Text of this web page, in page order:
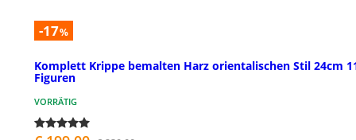
-17%
Komplett Krippe bemalten Harz orientalischen Stil 24cm
Figuren
VORRÄTIG